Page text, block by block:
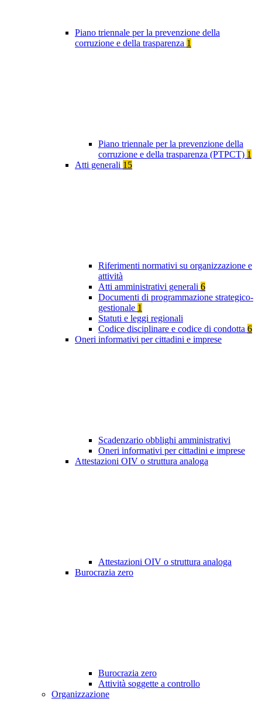
Piano triennale per la prevenzione della
corruzione e della trasparenza 1
Piano triennale per la prevenzione della
corruzione e della trasparenza (PTPCT) 1
Atti generali 15
Riferimenti normativi su organizzazione e
attività
Atti amministrativi generali 6
Documenti di programmazione strategico-
gestionale 1
Statuti e leggi regionali
Codice disciplinare e codice di condotta 6
Oneri informativi per cittadini e imprese
Scadenzario obblighi amministrativi
Oneri informativi per cittadini e imprese
Attestazioni OIV o struttura analoga
Attestazioni OIV o struttura analoga
Burocrazia zero
Burocrazia zero
Attività soggette a controllo
Organizzazione